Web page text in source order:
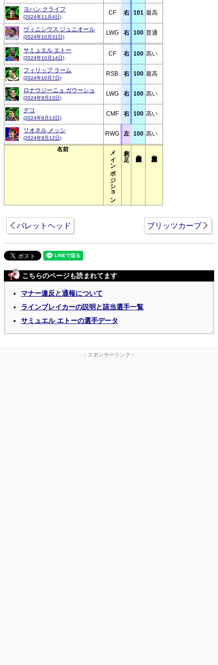
ヨハン クライフ
(2024年11月4日)
CF 右 101 最高
ヴィニシウス ジュニオール
(2024年10月31日)
LWG 右 100 普通
サミュエル エトー
(2024年10月14日)
CF 右 100 高い
フィリップ ラーム
(2024年10月7日)
RSB 右 100 最高
ロナウジーニョ ガウーショ
(2024年9月13日)
LWG 右 100 高い
デコ
(2024年9月13日)
CMF 右 100 高い
リオネル メッシ
(2024年9月12日)
RWG 左 100 高い
名前 メインポジション 利き足
バレットヘッド ブリッツカーブ
こちらのページも読まれてます
マナー違反と通報について
ラインブレイカーの説明と該当選手一覧
サミュエル エトーの選手データ
- スポンサーリンク -